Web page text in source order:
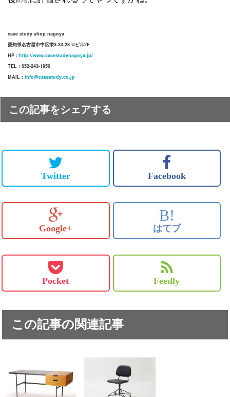
case study shop nagoya
愛知県名古屋市中区栄3-33-28 Uビル2F
HP : http://www.casestudynagoya.jp/
TEL : 052-243-1950
MAIL : info@casestudy.co.jp
この記事をシェアする
Twitter Facebook
Google+
B!
はてブ
Pocket Feedly
この記事の関連記事